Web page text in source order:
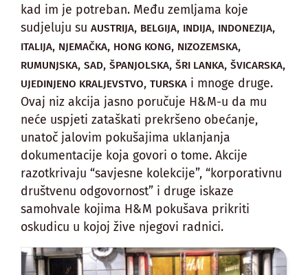
kad im je potreban. Među zemljama koje
sudjeluju su AUSTRIJA, BELGIJA, INDIJA, INDONEZIJA,
ITALIJA, NJEMAČKA, HONG KONG, NIZOZEMSKA,
RUMUNJSKA, SAD, ŠPANJOLSKA, ŠRI LANKA, ŠVICARSKA,
UJEDINJENO KRALJEVSTVO, TURSKA i mnoge druge.
Ovaj niz akcija jasno poručuje H&M-u da mu
neće uspjeti zataškati prekršeno obećanje,
unatoč jalovim pokušajima uklanjanja
dokumentacije koja govori o tome. Akcije
razotkrivaju “savjesne kolekcije”, “korporativnu
društvenu odgovornost” i druge iskaze
samohvale kojima H&M pokušava prikriti
oskudicu u kojoj žive njegovi radnici.